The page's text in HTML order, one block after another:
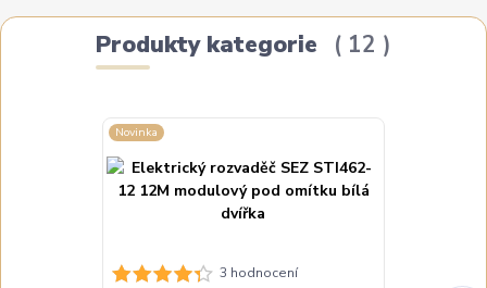
Produkty kategorie 12
Novinka
3 hodnocení